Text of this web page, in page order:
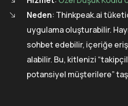
Neden: Thinkpeak.ai
uygulama oluşturabilir.
sohbet edebilir, içeriğe
alabilir. Bu, kitlenizi
potansiyel müşterilere”